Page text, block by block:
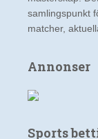
samlingspunkt
matcher,
Annonser
Sports